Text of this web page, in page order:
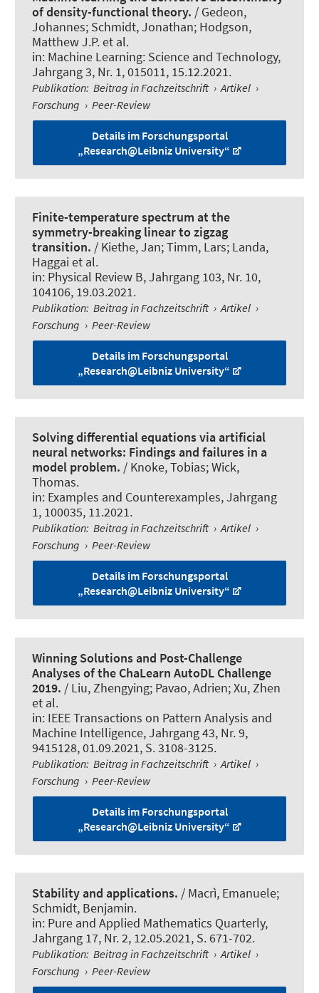
of density-functional theory. / Gedeon,
Johannes; Schmidt, Jonathan; Hodgson,
Matthew J.P. et al.
in: Machine Learning: Science and Technology,
Jahrgang 3, Nr. 1, 015011, 15.12.2021.
Publikation: Beitrag in Fachzeitschrift › Artikel ›
Forschung › Peer-Review
Details im Forschungsportal
„Research@Leibniz University“
Finite-temperature spectrum at the
symmetry-breaking linear to zigzag
transition. / Kiethe, Jan; Timm, Lars; Landa,
Haggai et al.
in: Physical Review B, Jahrgang 103, Nr. 10,
104106, 19.03.2021.
Publikation: Beitrag in Fachzeitschrift › Artikel ›
Forschung › Peer-Review
Details im Forschungsportal
„Research@Leibniz University“
Solving differential equations via artificial
neural networks: Findings and failures in a
model problem. / Knoke, Tobias; Wick,
Thomas.
in: Examples and Counterexamples, Jahrgang
1, 100035, 11.2021.
Publikation: Beitrag in Fachzeitschrift › Artikel ›
Forschung › Peer-Review
Details im Forschungsportal
„Research@Leibniz University“
Winning Solutions and Post-Challenge
Analyses of the ChaLearn AutoDL Challenge
2019. / Liu, Zhengying; Pavao, Adrien; Xu, Zhen
et al.
in: IEEE Transactions on Pattern Analysis and
Machine Intelligence, Jahrgang 43, Nr. 9,
9415128, 01.09.2021, S. 3108-3125.
Publikation: Beitrag in Fachzeitschrift › Artikel ›
Forschung › Peer-Review
Details im Forschungsportal
„Research@Leibniz University“
Stability and applications. / Macrì, Emanuele;
Schmidt, Benjamin.
in: Pure and Applied Mathematics Quarterly,
Jahrgang 17, Nr. 2, 12.05.2021, S. 671-702.
Publikation: Beitrag in Fachzeitschrift › Artikel ›
Forschung › Peer-Review